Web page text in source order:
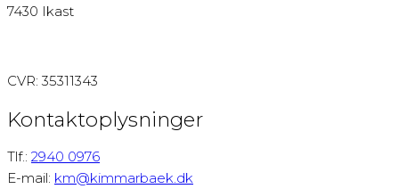
7430 Ikast
​CVR: 35311343
Kontaktoplysninger
Tlf.: 2940 0976
E-mail: km@kimmarbaek.dk